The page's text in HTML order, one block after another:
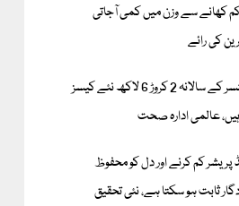
کم کھانے سے وزن میں کمی آجاتی
کی رائے
دنیا بھر سے کینسر کے سالانہ 2 کروڑ 6 لاکھ نئے کیسز
عالمی ادارہ صحت
پریشر کم کرنے اور دل کو محفوظ
ثابت ہو سکتا ہے، نئی تحقیق